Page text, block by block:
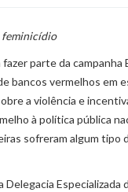
feminicídio
parte da campanha
bancos vermelhos em
a violência e
à política pública
sofreram algum tipo
Especializada